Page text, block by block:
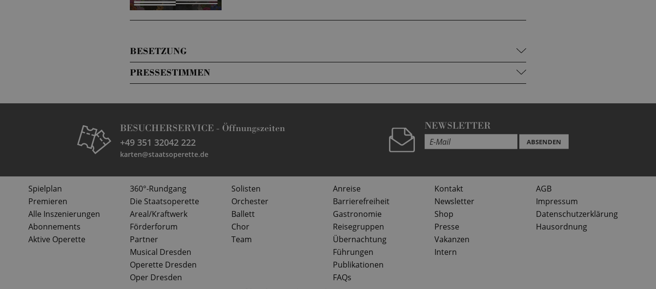
BESETZUNG
PRESSESTIMMEN
BESUCHERSERVICE - Öffnungszeiten
+49 351 32042 222
karten@staatsoperette.de
NEWSLETTER
ABSENDEN
Spielplan
Premieren
Alle Inszenierungen
Abonnements
Aktive Operette
360°-Rundgang
Die Staatsoperette
Areal/Kraftwerk
Förderforum
Partner
Musical Dresden
Operette Dresden
Oper Dresden
Solisten
Orchester
Ballett
Chor
Team
Anreise
Barrierefreiheit
Gastronomie
Reisegruppen
Übernachtung
Führungen
Publikationen
FAQs
Kontakt
Newsletter
Shop
Presse
Vakanzen
Intern
AGB
Impressum
Datenschutzerklärung
Hausordnung